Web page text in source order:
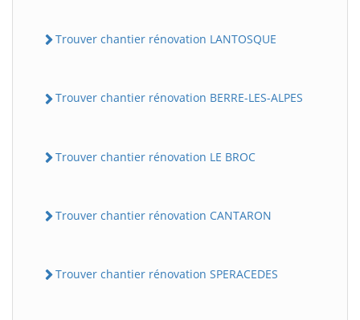
Trouver chantier rénovation LANTOSQUE
Trouver chantier rénovation BERRE-LES-ALPES
Trouver chantier rénovation LE BROC
Trouver chantier rénovation CANTARON
Trouver chantier rénovation SPERACEDES